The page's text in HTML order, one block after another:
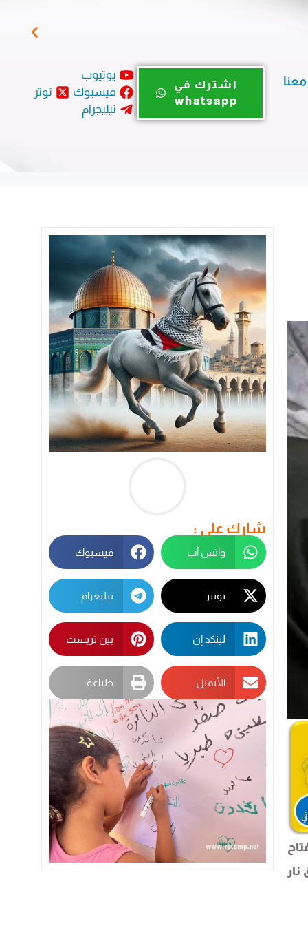
يوتيوب
فيسبوك
توتر
تيليجرام
اشترك في
whatsapp
شارك على :
واتس أب فيسبوك
تويتر تيليغرام
لينكد إن بين تريست
الأيميل طباعة